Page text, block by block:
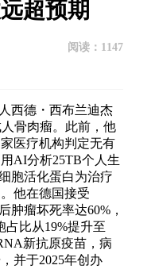
超预期
阅读： 1147
西德・西布兰迪杰
骨肉瘤。此前，他
医疗机构判定无有
AI分析25TB个人生
胞活化蛋白为治疗
他在德国接受
肿瘤坏死率达60%，
占比从19%提升至
新抗原疫苗，病
并于2025年创办